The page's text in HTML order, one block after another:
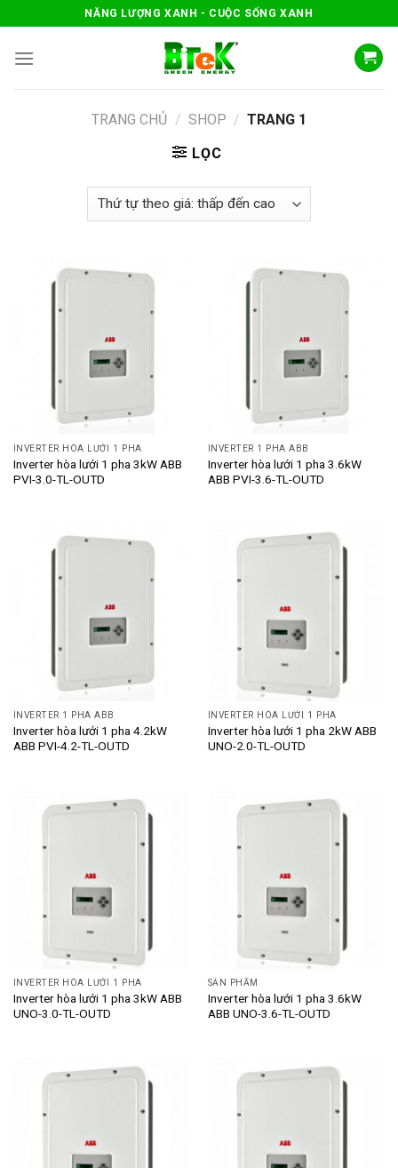
content
NĂNG LƯỢNG XANH - CUỘC SỐNG XANH
TRANG CHỦ / SHOP / TRANG 1
LỌC
INVERTER HÒA LƯỚI 1 PHA
Inverter hòa lưới 1 pha 3kW ABB
PVI-3.0-TL-OUTD
INVERTER 1 PHA ABB
Inverter hòa lưới 1 pha 3.6kW
ABB PVI-3.6-TL-OUTD
INVERTER 1 PHA ABB
Inverter hòa lưới 1 pha 4.2kW
ABB PVI-4.2-TL-OUTD
INVERTER HÒA LƯỚI 1 PHA
Inverter hòa lưới 1 pha 2kW ABB
UNO-2.0-TL-OUTD
INVERTER HÒA LƯỚI 1 PHA
Inverter hòa lưới 1 pha 3kW ABB
UNO-3.0-TL-OUTD
SẢN PHẨM
Inverter hòa lưới 1 pha 3.6kW
ABB UNO-3.6-TL-OUTD